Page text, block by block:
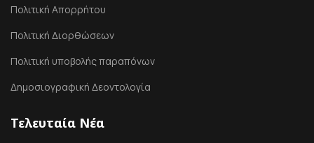
Πολιτική Απορρήτου
Πολιτική Διορθώσεων
Πολιτική υποβολής παραπόνων
Δημοσιογραφική Δεοντολογία
Τελευταία Νέα